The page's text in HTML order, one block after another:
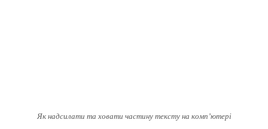
Як надсилати та ховати частину тексту на комп’ютері